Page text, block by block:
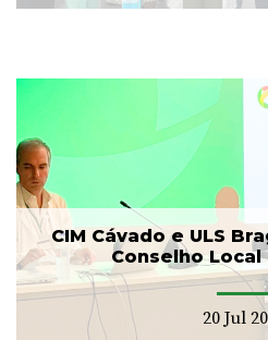
CIM Cávado e ULS
Conselho Local
20 Jul